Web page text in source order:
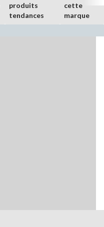
produits
tendances
cette
marque